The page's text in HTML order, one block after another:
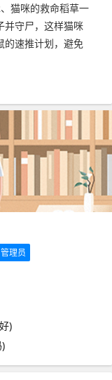
猫咪的救命稻草一
并守尸，这样猫咪
的速推计划，避免
管理员
)